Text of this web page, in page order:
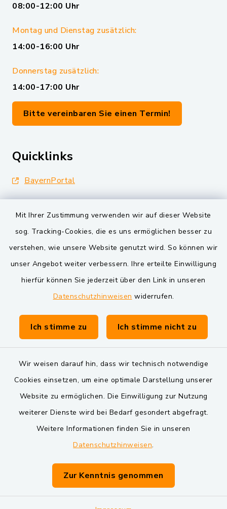
Mit Ihrer Zustimmung verwenden wir auf dieser Website
sog. Tracking-Cookies, die es uns ermöglichen besser zu
verstehen, wie unsere Website genutzt wird. So können wir
unser Angebot weiter verbessern. Ihre erteilte Einwilligung
hierfür können Sie jederzeit über den Link in unseren
Datenschutzhinweisen widerrufen.
Ich stimme zu Ich stimme nicht zu
Wir weisen darauf hin, dass wir technisch notwendige
Cookies einsetzen, um eine optimale Darstellung unserer
Website zu ermöglichen. Die Einwilligung zur Nutzung
weiterer Dienste wird bei Bedarf gesondert abgefragt.
Weitere Informationen finden Sie in unseren
Datenschutzhinweisen.
Zur Kenntnis genommen
08:00-12:00 Uhr
Montag und Dienstag zusätzlich:
14:00-16:00 Uhr
Donnerstag zusätzlich:
14:00-17:00 Uhr
Bitte vereinbaren Sie einen Termin!
Quicklinks
BayernPortal
Landkreis Schwandorf
VG und Gemeinden
Markt Schwarzenfeld
Gemeinde Schwarzach bei Nabburg
Verwaltungsgemeinschaft Schwarzenfeld
Barrierefreiheit
Impressum